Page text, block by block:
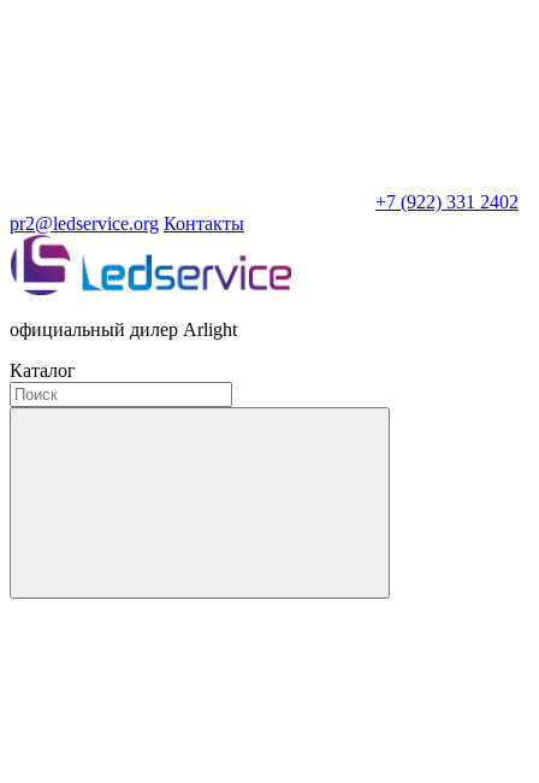
+7 (922) 331 2402
pr2@ledservice.org Контакты
официальный дилер Arlight
Каталог